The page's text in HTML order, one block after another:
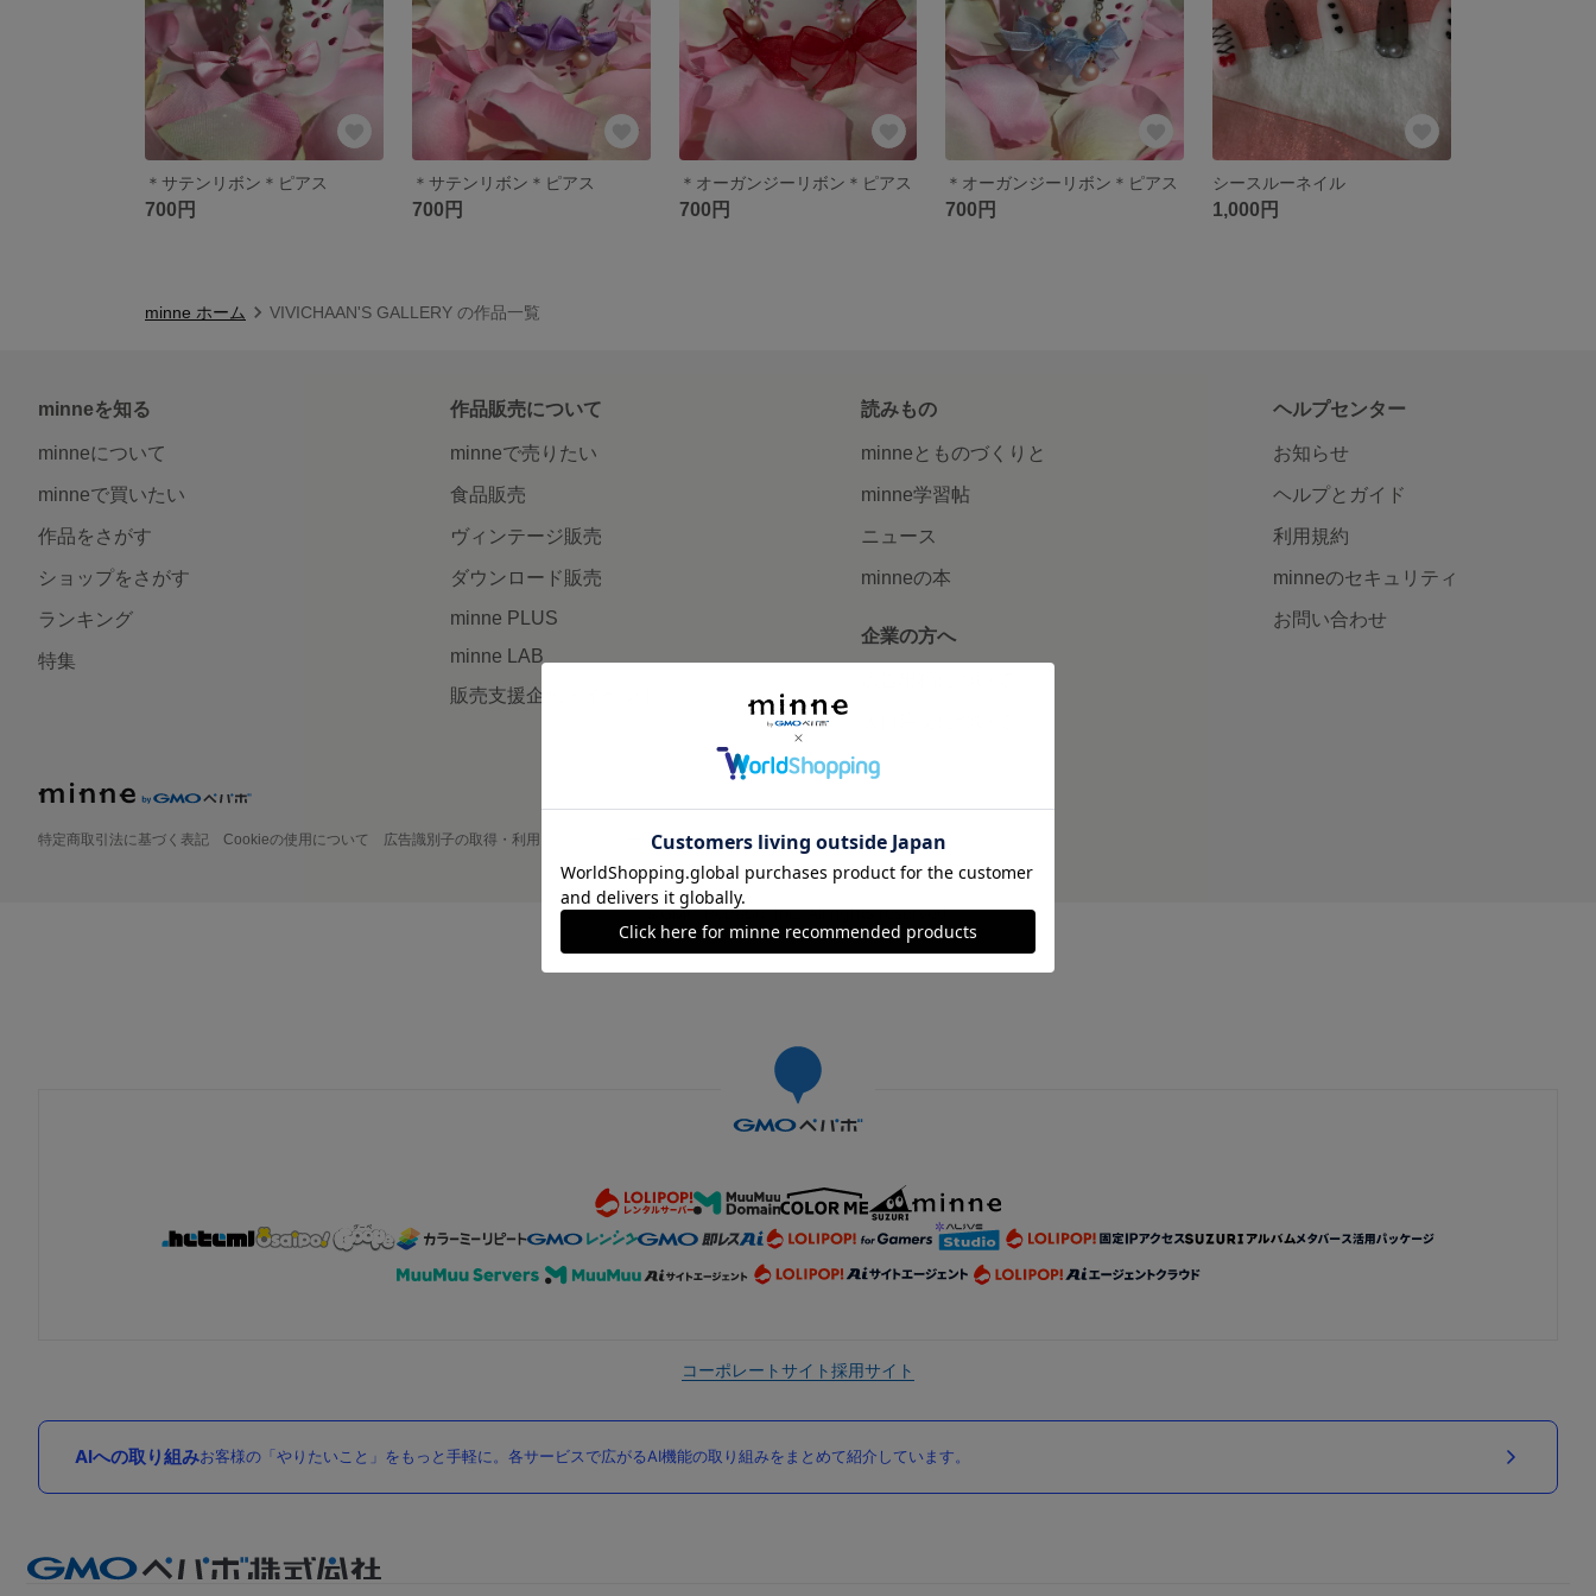
＊サテンリボン＊ピアス
700円
＊サテンリボン＊ピアス
700円
＊オーガンジーリボン＊ピアス
700円
＊オーガンジーリボン＊ピアス
700円
シースルーネイル
1,000円
minne ホーム VIVICHAAN'S GALLERY の作品一覧
minneを知る
minneについて
minneで買いたい
作品をさがす
ショップをさがす
ランキング
特集
作品販売について
minneで売りたい
食品販売
ヴィンテージ販売
ダウンロード販売
minne PLUS
minne LAB
販売支援企画・イベント
読みもの
minneとものづくりと
minne学習帖
ニュース
minneの本
企業の方へ
ヘルプセンター
お知らせ
ヘルプとガイド
利用規約
minneのセキュリティ
お問い合わせ
特定商取引法に基づく表記 Cookieの使用について 広告識別子の取得・利用 プライバシーポリシー 会社概要 採用情報 メディアキット
©GMO Pepabo, Inc. All rights reserved.
コーポレートサイト採用サイト
AIへの取り組みお客様の「やりたいこと」をもっと手軽に。各サービスで広がるAI機能の取り組みをまとめて紹介しています。